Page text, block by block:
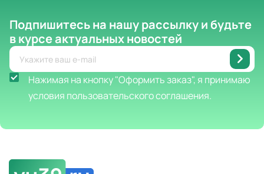
Подпишитесь на нашу рассылкуи будьте
в курсе актуальных новостей
Нажимая на кнопку "Оформить заказ", я принимаю
условия пользовательского соглашения.